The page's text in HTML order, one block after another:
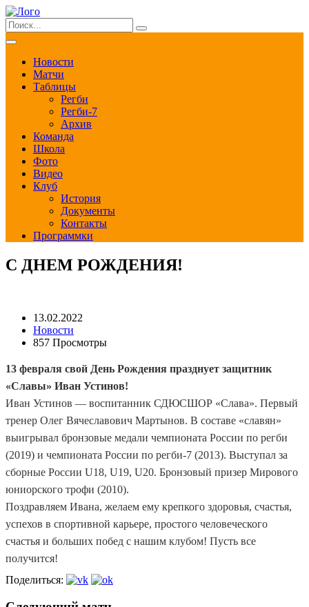
Новости
Матчи
Таблицы
Регби
Регби-7
Архив
Команда
Школа
Фото
Видео
Клуб
История
Документы
Контакты
Программки
С ДНЕМ РОЖДЕНИЯ!
13.02.2022
Новости
857 Просмотры
13 февраля свой День Рождения празднует защитник
«Славы» Иван Устинов!
Иван Устинов — воспитанник СДЮСШОР «Слава». Первый
тренер Олег Вячеславович Мартынов. В составе «славян»
выигрывал бронзовые медали чемпионата России по регби
(2019) и чемпионата России по регби-7 (2013). Выступал за
сборные России U18, U19, U20. Бронзовый призер Мирового
юниорского трофи (2010).
Поздравляем Ивана, желаем ему крепкого здоровья, счастья,
успехов в спортивной карьере, простого человеческого
счастья и больших побед с нашим клубом! Пусть все
получится!
Поделиться: